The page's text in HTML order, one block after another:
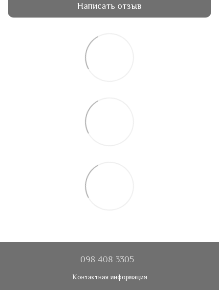
Написать отзыв
098 408 3305
Контактная информация